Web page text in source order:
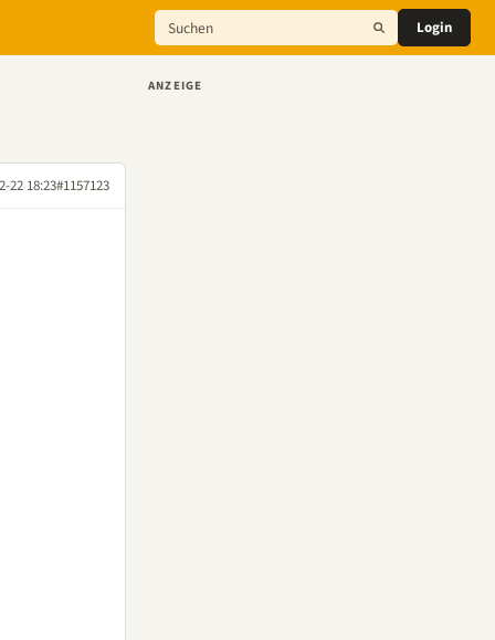
Login
22 18:23#1157123
ANZEIGE